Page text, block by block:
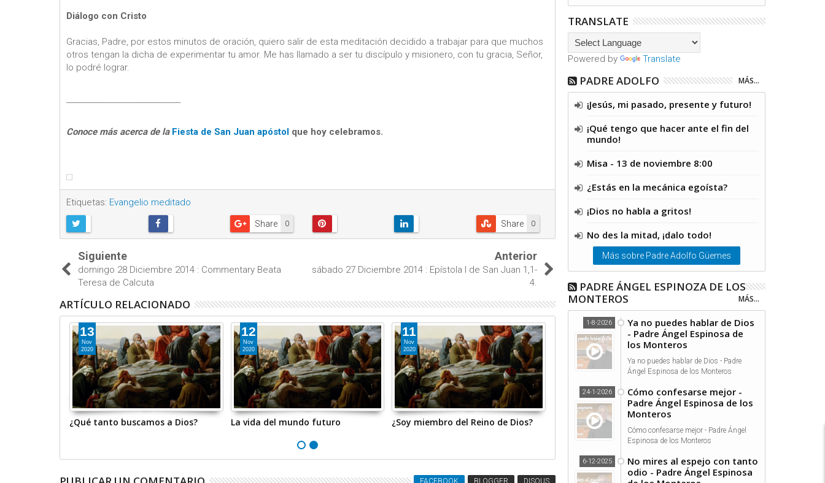
Diálogo con Cristo
Gracias, Padre, por estos minutos de oración, quiero salir de esta meditación decidido a trabajar para que muchos
otros tengan la dicha de experimentar tu amor. Me has llamado a ser tu discípulo y misionero, con tu gracia, Señor,
lo podré lograr.
Conoce más acerca de la Fiesta de San Juan apóstol que hoy celebramos.
Etiquetas: Evangelio meditado
0
Share 0
Share
Siguiente
domingo 28 Diciembre 2014 : Commentary Beata
Teresa de Calcuta
Anterior
sábado 27 Diciembre 2014 : Epístola I de San Juan 1,1-
4.
ARTÍCULO RELACIONADO
13
Nov
2020
¿Qué tanto buscamos a Dios?
12
Nov
2020
La vida del mundo futuro
11
Nov
2020
¿Soy miembro del Reino de Dios?
09
¿Lo hago porque me lo piden o
porque amo?
09
¿Lo hago porque me lo
porque amo?
FACEBOOK BLOGGER DISQUS
TRANSLATE
Powered by Translate
PADRE ADOLFO MÁS...
¡Jesús, mi pasado, presente y futuro!
¡Qué tengo que hacer ante el fin del
mundo!
Misa - 13 de noviembre 8:00
¿Estás en la mecánica egoísta?
¡Dios no habla a gritos!
No des la mitad, ¡dalo todo!
Más sobre Padre Adolfo Güemes
PADRE ÁNGEL ESPINOZA DE LOS
MONTEROS
MÁS...
Ya no puedes hablar de Dios
- Padre Ángel Espinosa de
los Monteros
1-8-2026
Ya no puedes hablar de Dios - Padre
Ángel Espinosa de los Monteros
Cómo confesarse mejor -
Padre Ángel Espinosa de los
Monteros
24-1-2026
Cómo confesarse mejor - Padre Ángel
Espinosa de los Monteros
No mires al espejo con tanto
odio - Padre Ángel Espinosa
6-12-2025